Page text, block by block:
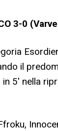
3-0
il
5′ nella